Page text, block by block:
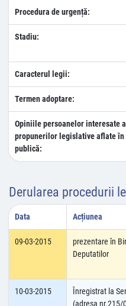
Procedura de urgență:
Stadiu:
Caracterul legii:
Termen adoptare:
Opiniile persoanelor interesate
propunerilor legislative aflate în
publică:
Derularea procedurii
Data Acțiunea
09-03-2015
prezentare în
Deputatilor
10-03-2015
Înregistrat la
(adresa